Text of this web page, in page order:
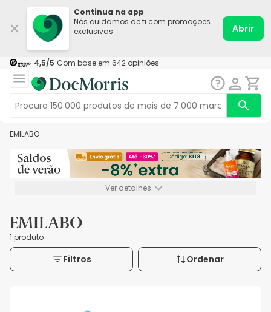
Continua na app
Nós cuidamos de ti com promoções
exclusivas
Abrir
4,5/5 Com base em 642 opiniões
EMILABO
Ver detalhes
EMILABO
1 produto
Filtros Ordenar